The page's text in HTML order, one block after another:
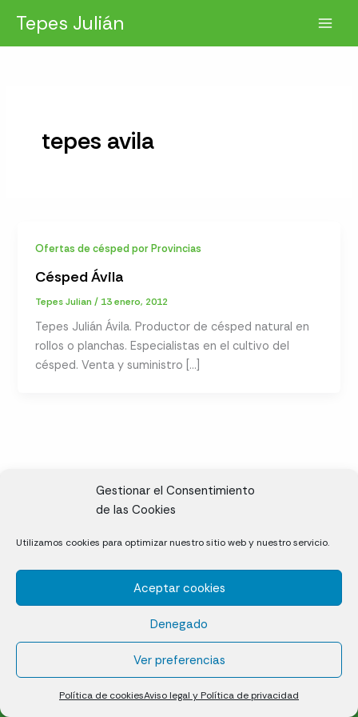
Gestionar el Consentimiento
de las Cookies
Utilizamos cookies para optimizar nuestro sitio web y nuestro servicio.
Aceptar cookies
Denegado
Ver preferencias
Política de cookiesAviso legal y Política de privacidad
contenido
Tepes Julián
tepes avila
Ofertas de césped por Provincias
Césped Ávila
Tepes Julian/ 13 enero, 2012
Tepes Julián Ávila. Productor de césped natural en
rollos o planchas. Especialistas en el cultivo del
césped. Venta y suministro […]
Cáceres
Césped natural en tepes
Política de cookies (UE)
Aviso legal y Política de privacidad
¿Quiénes somos?
Contacto